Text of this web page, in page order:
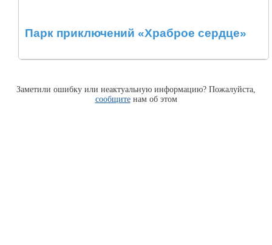
Парк приключений «Храброе сердце»
Заметили ошибку или неактуальную информацию? Пожалуйста,
сообщитенам об этом